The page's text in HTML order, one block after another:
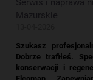
Serwis i naprawa
Mazurskie
Szukasz
Dobrze trafiłeś.
konserwacji i